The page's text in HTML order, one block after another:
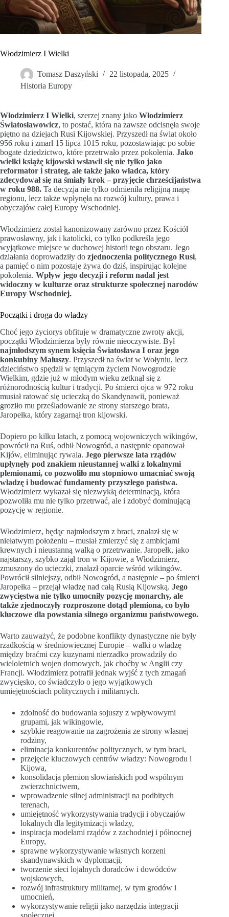
Włodzimierz I Wielki
Tomasz Daszyński
22 listopada, 2025
Historia Europy
Włodzimierz I Wielki, szerzej znany jako Włodzimierz
Światosławowicz, to postać, która na zawsze odcisnęła swoje
piętno na dziejach Rusi Kijowskiej. Przyszedł na świat około
956 roku i zmarł 15 lipca 1015 roku, pozostawiając po sobie
bogate dziedzictwo, które przetrwało przez pokolenia. Jako
wielki książę kijowski wsławił się nie tylko jako
reformator i strateg, ale także jako władca, który
zdecydował się na śmiały krok – przyjęcie chrześcijaństwa
w roku 988. Ta decyzja nie tylko odmieniła religijną mapę
regionu, lecz także wpłynęła na rozwój kultury, prawa i
obyczajów całej Europy Wschodniej.
Włodzimierz został kanonizowany zarówno przez Kościół
prawosławny, jak i katolicki, co tylko podkreśla jego
wyjątkowe miejsce w duchowej historii tego obszaru. Jego
działania doprowadziły do zjednoczenia politycznego Rusi,
a pamięć o nim pozostaje żywa do dziś, inspirując kolejne
pokolenia. Wpływ jego decyzji i reform nadal jest
widoczny w kulturze oraz strukturze społecznej narodów
Europy Wschodniej.
Początki i droga do władzy
Choć jego życiorys obfituje w dramatyczne zwroty akcji,
początki Włodzimierza były równie nieoczywiste. Był
najmłodszym synem księcia Światosława I oraz jego
konkubiny Małuszy. Przyszedł na świat w Wołyniu, lecz
dzieciństwo spędził w tętniącym życiem Nowogrodzie
Wielkim, gdzie już w młodym wieku zetknął się z
różnorodnością kultur i tradycji. Po śmierci ojca w 972 roku
musiał ratować się ucieczką do Skandynawii, ponieważ
groziło mu prześladowanie ze strony starszego brata,
Jaropełka, który zagarnął tron kijowski.
Dopiero po kilku latach, z pomocą wojowniczych wikingów,
powrócił na Ruś, odbił Nowogród, a następnie opanował
Kijów, eliminując rywala. Jego pierwsze lata rządów
upłynęły pod znakiem nieustannej walki z lokalnymi
plemionami, co pozwoliło mu stopniowo umacniać swoją
władzę i budować fundamenty przyszłego państwa.
Włodzimierz wykazał się niezwykłą determinacją, która
pozwoliła mu nie tylko przetrwać, ale i zdobyć dominującą
pozycję w regionie.
Włodzimierz, będąc najmłodszym z braci, znalazł się w
niełatwym położeniu – musiał zmierzyć się z ambicjami
krewnych i nieustanną walką o przetrwanie. Jaropełk, jako
najstarszy, szybko zajął tron w Kijowie, a Włodzimierz,
zmuszony do ucieczki, znalazł oparcie wśród wikingów.
Powrócił silniejszy, odbił Nowogród, a następnie – po śmierci
Jaropełka – przejął władzę nad całą Rusią Kijowską. Jego
zwycięstwa nie tylko umocniły pozycję monarchy, ale
także zjednoczyły rozproszone dotąd plemiona, co było
kluczowe dla powstania silnego organizmu państwowego.
Warto zauważyć, że podobne konflikty dynastyczne nie były
rzadkością w średniowiecznej Europie – walki o władzę
między braćmi czy kuzynami nierzadko prowadziły do
wieloletnich wojen domowych, jak choćby w Anglii czy
Francji. Włodzimierz potrafił jednak wyjść z tych zmagań
zwycięsko, co świadczyło o jego wyjątkowych
umiejętnościach politycznych i militarnych.
zdolność do budowania sojuszy z wpływowymi
grupami, jak wikingowie,
szybkie reagowanie na zagrożenia ze strony własnej
rodziny,
eliminacja konkurentów politycznych, w tym braci,
przejęcie kluczowych centrów władzy: Nowogrodu i
Kijowa,
konsolidacja plemion słowiańskich pod wspólnym
zwierzchnictwem,
wprowadzenie silnej administracji na podbitych
terenach,
umiejętność wykorzystywania tradycji i obyczajów
lokalnych dla legitymizacji władzy,
inspiracja modelami rządów z zachodniej i północnej
Europy,
sprawne wykorzystywanie własnych korzeni
skandynawskich w dyplomacji,
tworzenie sieci lojalnych doradców i dowódców
wojskowych,
rozwój infrastruktury militarnej, w tym grodów i
umocnień,
wykorzystywanie religii jako narzędzia integracji
społecznej.